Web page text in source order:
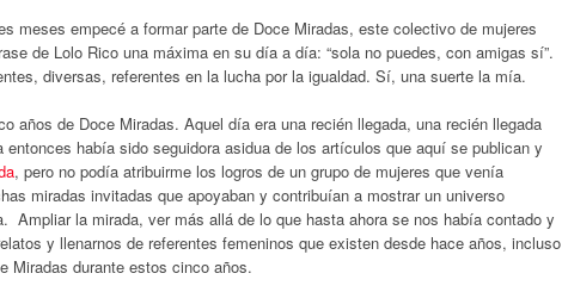
meses empecé a formar parte de Doce Miradas, este colectivo de mujeres
de Lolo Rico una máxima en su día a día: “sola no puedes, con amigas sí”.
diversas, referentes en la lucha por la igualdad. Sí, una suerte la mía.
años de Doce Miradas. Aquel día era una recién llegada, una recién llegada
había sido seguidora asidua de los artículos que aquí se publican y
, pero no podía atribuirme los logros de un grupo de mujeres que venía
miradas invitadas que apoyaban y contribuían a mostrar un universo
Ampliar la mirada, ver más allá de lo que hasta ahora se nos había contado y
y llenarnos de referentes femeninos que existen desde hace años, incluso
Miradas durante estos cinco años.